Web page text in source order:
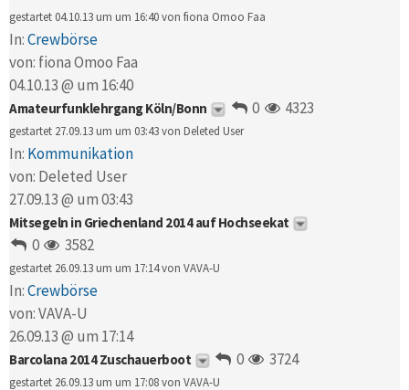
gestartet 04.10.13 um um 16:40 von fiona Omoo Faa
In:Crewbörse
von: fiona Omoo Faa
04.10.13 @ um 16:40
Amateurfunklehrgang Köln/Bonn 0 4323
gestartet 27.09.13 um um 03:43 von Deleted User
In: Kommunikation
von: Deleted User
27.09.13 @ um 03:43
Mitsegeln in Griechenland 2014 auf Hochseekat
0 3582
gestartet 26.09.13 um um 17:14 von VAVA-U
In:Crewbörse
von:VAVA-U
26.09.13 @ um 17:14
Barcolana 2014 Zuschauerboot 0 3724
gestartet 26.09.13 um um 17:08 von VAVA-U